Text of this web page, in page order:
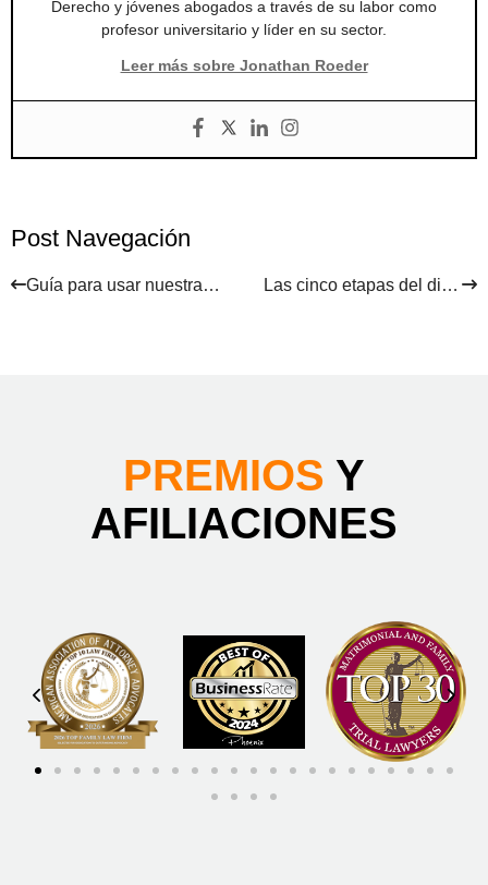
Derecho y jóvenes abogados a través de su labor como
profesor universitario y líder en su sector.
Leer más sobre Jonathan Roeder
Post Navegación
Guía para usar nuestra calculadora gratuita de manutención infantil de Arizona Las cinco etapas del divorcio
PREMIOS Y
AFILIACIONES